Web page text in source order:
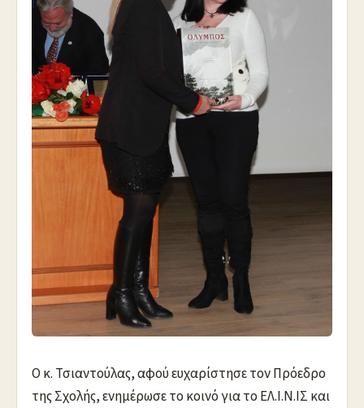
Ο κ. Τσιαντούλας, αφού ευχαρίστησε τον Πρόεδρο
της Σχολής, ενημέρωσε το κοινό για το ΕΛ.Ι.Ν.ΙΣ και